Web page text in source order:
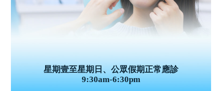
星期壹至星期日、公眾假期正常應診
9:30am-6:30pm